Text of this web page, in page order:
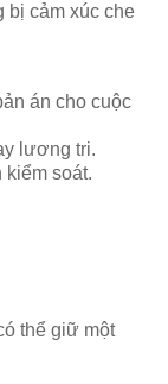
bị cảm xúc che
án cho cuộc
lương tri.
soát.
thể giữ một